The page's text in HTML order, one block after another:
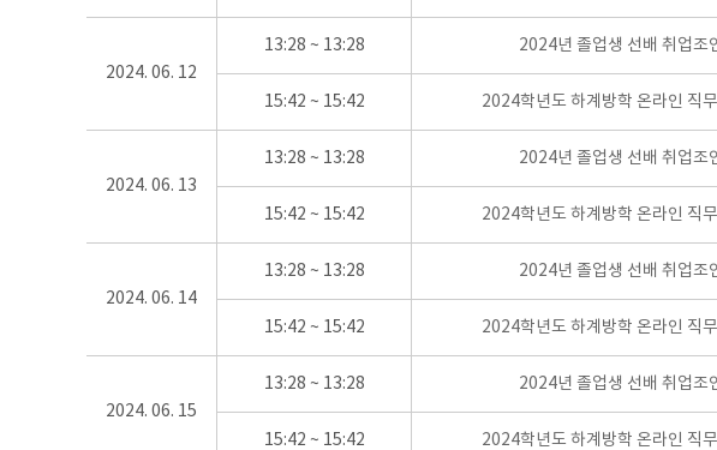
2024. 06. 12
13:28 ~ 13:28 2024년 졸업생 선배 취업조
15:42 ~ 15:42 2024학년도 하계방학 온라인 직
2024. 06. 13
13:28 ~ 13:28 2024년 졸업생 선배 취업조
15:42 ~ 15:42 2024학년도 하계방학 온라인 직
2024. 06. 14
13:28 ~ 13:28 2024년 졸업생 선배 취업조
15:42 ~ 15:42 2024학년도 하계방학 온라인 직
2024. 06. 15
13:28 ~ 13:28 2024년 졸업생 선배 취업조
15:42 ~ 15:42 2024학년도 하계방학 온라인 직